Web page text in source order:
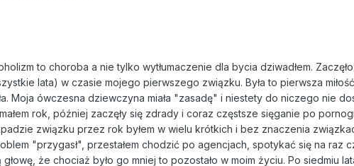
to choroba a nie tylko wytłumaczenie dla bycia dziwadłem.
lata) w czasie mojego pierwszego związku. Była to pierwsza
Moja ówczesna dziewczyna miała "zasadę" i niestety do niczego nie
rok, później zaczęły się zdrady i coraz częstsze sięganie po
związku przez rok byłem w wielu krótkich i bez znaczenia
"przygasł", przestałem chodzić po agencjach, spotykać się na raz
że chociaż było go mniej to pozostało w moim życiu. Po siedmiu